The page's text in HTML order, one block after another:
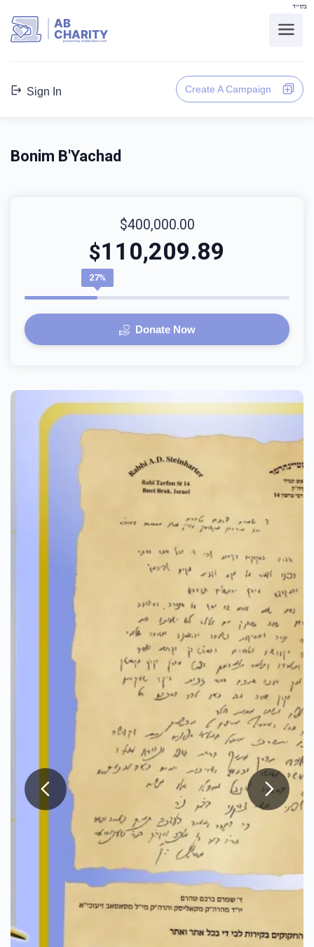
בס"ד
AB
CHARITY
powerd by ahblicklive.com
Sign In Create A Campaign
Bonim B'Yachad
$400,000.00
$110,209.89
27%
Donate Now